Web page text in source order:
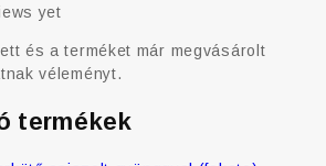
yet
és a terméket már megvásárolt
véleményt.
termékek